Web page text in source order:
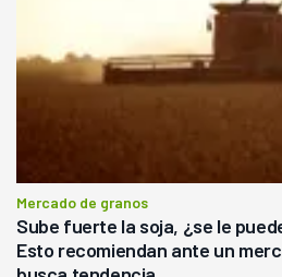
Mercado de granos
Sube fuerte la soja, ¿se le
Esto recomiendan ante un